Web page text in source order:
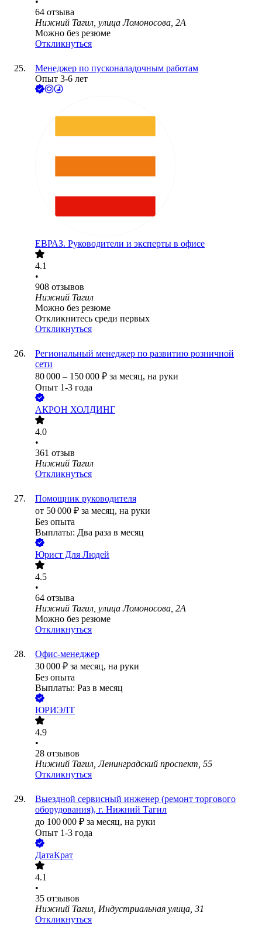
64 отзыва
Нижний Тагил, улица Ломоносова, 2А
Можно без резюме
Откликнуться
Менеджер по пусконаладочным работам
Опыт 3-6 лет
ЕВРАЗ. Руководители и эксперты в офисе
4.1
•
908 отзывов
Нижний Тагил
Можно без резюме
Откликнитесь среди первых
Откликнуться
Региональный менеджер по развитию розничной
сети
80 000 – 150 000 ₽ за месяц, на руки
Опыт 1-3 года
АКРОН ХОЛДИНГ
4.0
•
361 отзыв
Нижний Тагил
Откликнуться
Помощник руководителя
от 50 000 ₽ за месяц, на руки
Без опыта
Выплаты: Два раза в месяц
Юрист Для Людей
4.5
•
64 отзыва
Нижний Тагил, улица Ломоносова, 2А
Можно без резюме
Откликнуться
Офис-менеджер
30 000 ₽ за месяц, на руки
Без опыта
Выплаты: Раз в месяц
ЮРИЭЛТ
4.9
•
28 отзывов
Нижний Тагил, Ленинградский проспект, 55
Откликнуться
Выездной сервисный инженер (ремонт торгового
оборудования), г. Нижний Тагил
до 100 000 ₽ за месяц, на руки
Опыт 1-3 года
ДатаКрат
4.1
•
35 отзывов
Нижний Тагил, Индустриальная улица, 31
Откликнуться